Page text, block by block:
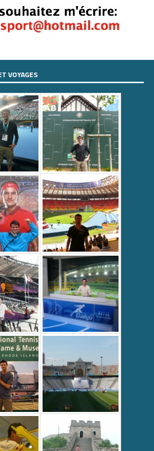
VOYAGES